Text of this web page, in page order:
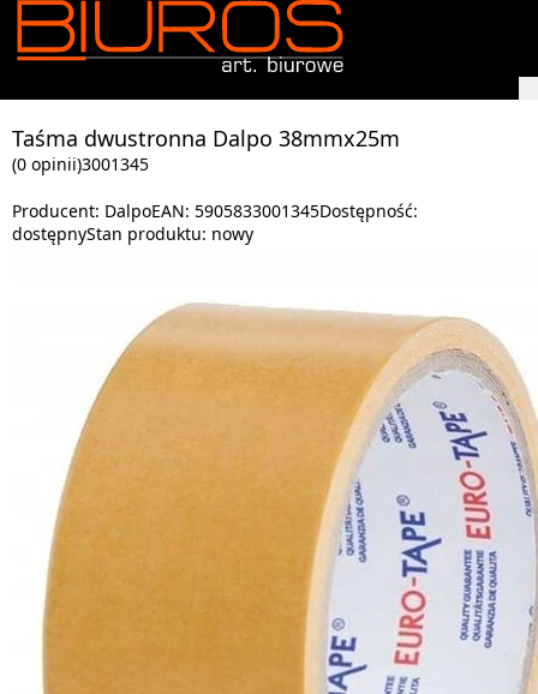
Taśma dwustronna Dalpo 38mmx25m
(0 opinii)3001345
Producent: DalpoEAN: 5905833001345Dostępność:
dostępnyStan produktu: nowy